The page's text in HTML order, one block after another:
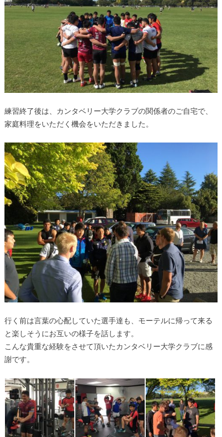
練習終了後は、カンタベリー大学クラブの関係者のご自宅で、
家庭料理をいただく機会をいただきました。
行く前は言葉の心配していた選手達も、モーテルに帰って来る
と楽しそうにお互いの様子を話します。
こんな貴重な経験をさせて頂いたカンタベリー大学クラブに感
謝です。